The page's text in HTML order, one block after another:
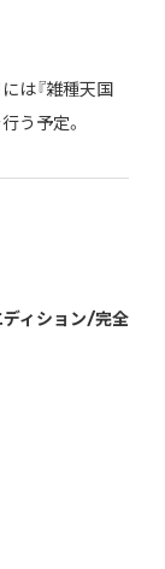
は『雑種天国
う予定。
ディション/完全